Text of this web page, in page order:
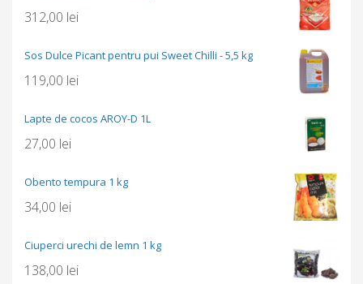
312,00 lei
Sos Dulce Picant pentru pui Sweet Chilli - 5,5 kg
119,00 lei
Lapte de cocos AROY-D 1L
27,00 lei
Obento tempura 1 kg
34,00 lei
Ciuperci urechi de lemn 1 kg
138,00 lei